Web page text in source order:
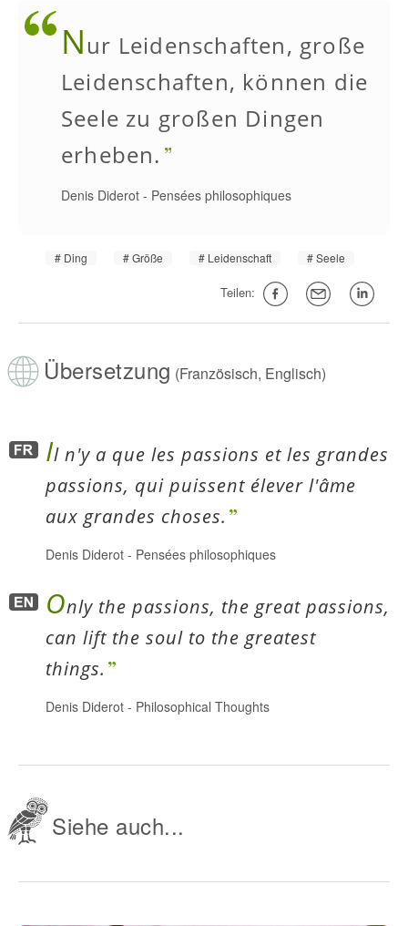
Nur Leidenschaften, große
Leidenschaften, können die
Seele zu großen Dingen
erheben.
Denis Diderot - Pensées philosophiques
Ding Größe Leidenschaft Seele
Teilen:
Übersetzung (Französisch, Englisch)
Il n'y a que les passions et les grandes
passions, qui puissent élever l'âme
aux grandes choses.
Denis Diderot - Pensées philosophiques
Only the passions, the great passions,
can lift the soul to the greatest
things.
Denis Diderot - Philosophical Thoughts
Siehe auch...